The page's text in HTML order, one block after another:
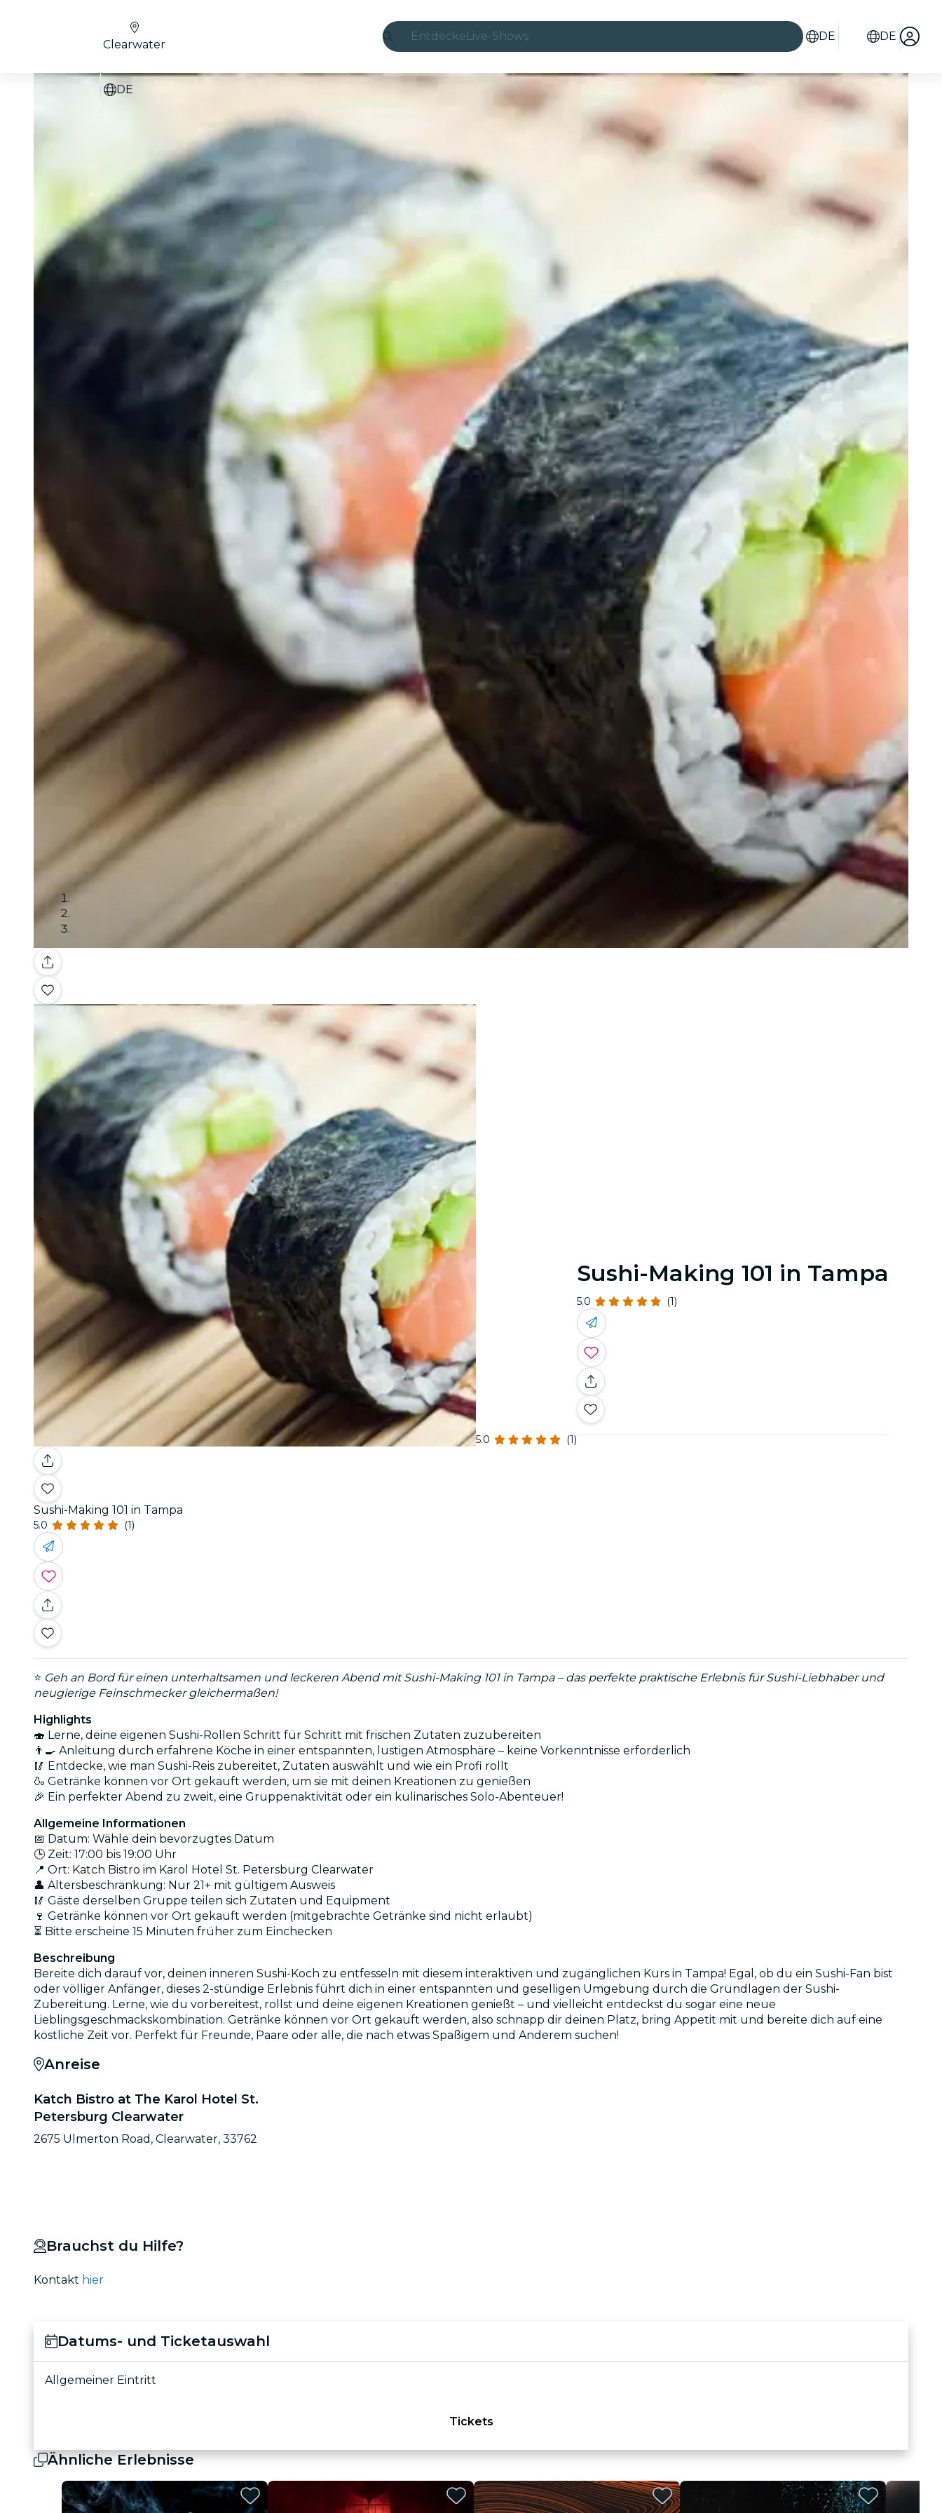
EntdeckeLive-Shows
São Paulo
Konzerte
Restaurants
Kino
DE DE
Clearwater
DE
Galerie
5.0 (1)
Sushi-Making 101 in Tampa
5.0 (1)
Sushi-Making 101 in Tampa
5.0 (1)
⭐ Geh an Bord für einen unterhaltsamen und leckeren Abend mit Sushi-Making 101 in Tampa – das perfekte praktische Erlebnis für Sushi-Liebhaber und
neugierige Feinschmecker gleichermaßen!
Highlights
🍣 Lerne, deine eigenen Sushi-Rollen Schritt für Schritt mit frischen Zutaten zuzubereiten
👨‍🍳 Anleitung durch erfahrene Köche in einer entspannten, lustigen Atmosphäre – keine Vorkenntnisse erforderlich
🥢 Entdecke, wie man Sushi-Reis zubereitet, Zutaten auswählt und wie ein Profi rollt
🍶 Getränke können vor Ort gekauft werden, um sie mit deinen Kreationen zu genießen
🎉 Ein perfekter Abend zu zweit, eine Gruppenaktivität oder ein kulinarisches Solo-Abenteuer!
Allgemeine Informationen
📅 Datum: Wähle dein bevorzugtes Datum
🕒 Zeit: 17:00 bis 19:00 Uhr
📍 Ort: Katch Bistro im Karol Hotel St. Petersburg Clearwater
👤 Altersbeschränkung: Nur 21+ mit gültigem Ausweis
🥢 Gäste derselben Gruppe teilen sich Zutaten und Equipment
🍷 Getränke können vor Ort gekauft werden (mitgebrachte Getränke sind nicht erlaubt)
⏳ Bitte erscheine 15 Minuten früher zum Einchecken
Beschreibung
Bereite dich darauf vor, deinen inneren Sushi-Koch zu entfesseln mit diesem interaktiven und zugänglichen Kurs in Tampa! Egal, ob du ein Sushi-Fan bist
oder völliger Anfänger, dieses 2-stündige Erlebnis führt dich in einer entspannten und geselligen Umgebung durch die Grundlagen der Sushi-
Zubereitung. Lerne, wie du vorbereitest, rollst und deine eigenen Kreationen genießt – und vielleicht entdeckst du sogar eine neue
Lieblingsgeschmackskombination. Getränke können vor Ort gekauft werden, also schnapp dir deinen Platz, bring Appetit mit und bereite dich auf eine
köstliche Zeit vor. Perfekt für Freunde, Paare oder alle, die nach etwas Spaßigem und Anderem suchen!
Anreise
Katch Bistro at The Karol Hotel St.
Petersburg Clearwater
2675 Ulmerton Road, Clearwater, 33762
Brauchst du Hilfe?
Kontakt hier
Datums- und Ticketauswahl
Allgemeiner Eintritt
Tickets
Ähnliche Erlebnisse